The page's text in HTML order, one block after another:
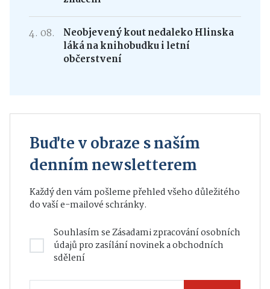
4. 08.
Neobjevený kout nedaleko Hlinska
láká na knihobudku i letní
občerstvení
Buďte v obraze s naším
denním newsletterem
Každý den vám pošleme přehled všeho důležitého
do vaší e-mailové schránky.
Souhlasím seZásadami zpracování osobních
údajůpro zasílání novinek a obchodních
sdělení